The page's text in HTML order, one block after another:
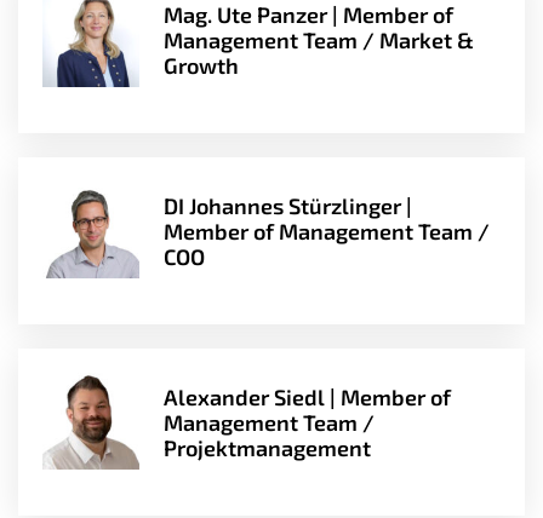
Mag. Ute Panzer | Member of
Management Team / Market &
Growth
DI Johannes Stürzlinger |
Member of Management Team /
COO
Alexander Siedl | Member of
Management Team /
Projektmanagement